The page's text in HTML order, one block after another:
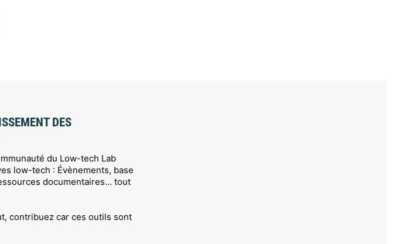
DES
du Low-tech Lab
low-tech : Évènements, base
documentaires… tout
contribuez car ces outils sont